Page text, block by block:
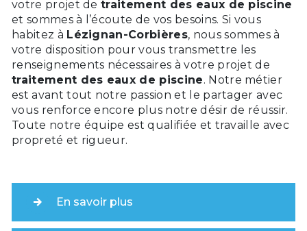
votre projet detraitement des eaux de piscine
et sommes à l’écoute de vos besoins. Si vous
habitez à Lézignan-Corbières, nous sommes à
votre disposition pour vous transmettre les
renseignements nécessaires à votre projet de
traitement des eaux de piscine. Notre métier
est avant tout notre passion et le partager avec
vous renforce encore plus notre désir de réussir.
Toute notre équipe est qualifiée et travaille avec
propreté et rigueur.
En savoir plus